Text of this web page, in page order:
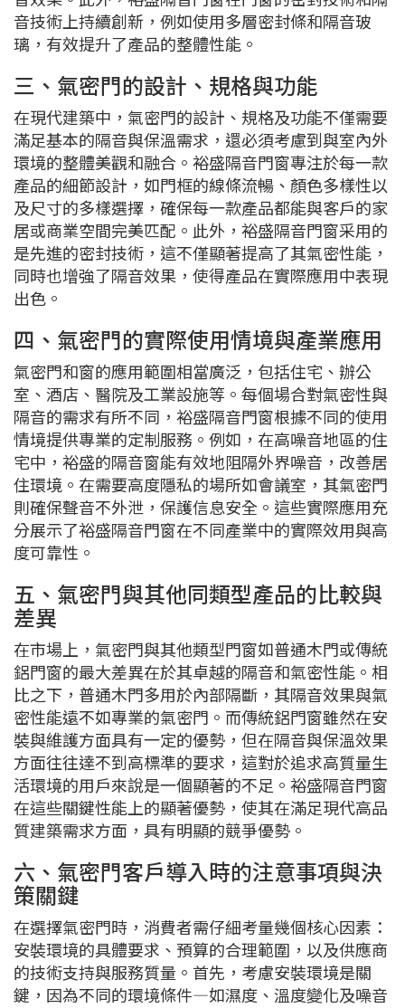
音技術上持續創新，例如使用多層密封條和隔音玻
璃，有效提升了產品的整體性能。
三、氣密門的設計、規格與功能
在現代建築中，氣密門的設計、規格及功能不僅需要
滿足基本的隔音與保溫需求，還必須考慮到與室內外
環境的整體美觀和融合。裕盛隔音門窗專注於每一款
產品的細節設計，如門框的線條流暢、顏色多樣性以
及尺寸的多樣選擇，確保每一款產品都能與客戶的家
居或商業空間完美匹配。此外，裕盛隔音門窗采用的
是先進的密封技術，這不僅顯著提高了其氣密性能，
同時也增強了隔音效果，使得產品在實際應用中表現
出色。
四、氣密門的實際使用情境與產業應用
氣密門和窗的應用範圍相當廣泛，包括住宅、辦公
室、酒店、醫院及工業設施等。每個場合對氣密性與
隔音的需求有所不同，裕盛隔音門窗根據不同的使用
情境提供專業的定制服務。例如，在高噪音地區的住
宅中，裕盛的隔音窗能有效地阻隔外界噪音，改善居
住環境。在需要高度隱私的場所如會議室，其氣密門
則確保聲音不外泄，保護信息安全。這些實際應用充
分展示了裕盛隔音門窗在不同產業中的實際效用與高
度可靠性。
五、氣密門與其他同類型產品的比較與
差異
在市場上，氣密門與其他類型門窗如普通木門或傳統
鋁門窗的最大差異在於其卓越的隔音和氣密性能。相
比之下，普通木門多用於內部隔斷，其隔音效果與氣
密性能遠不如專業的氣密門。而傳統鋁門窗雖然在安
裝與維護方面具有一定的優勢，但在隔音與保溫效果
方面往往達不到高標準的要求，這對於追求高質量生
活環境的用戶來說是一個顯著的不足。裕盛隔音門窗
在這些關鍵性能上的顯著優勢，使其在滿足現代高品
質建築需求方面，具有明顯的競爭優勢。
六、氣密門客戶導入時的注意事項與決
策關鍵
在選擇氣密門時，消費者需仔細考量幾個核心因素：
安裝環境的具體要求、預算的合理範圍，以及供應商
的技術支持與服務質量。首先，考慮安裝環境是關
鍵，因為不同的環境條件—如濕度、溫度變化及噪音